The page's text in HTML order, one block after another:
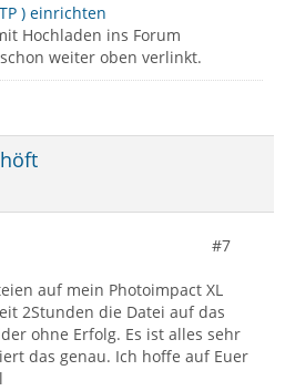
) einrichten
Hochladen ins Forum
weiter oben verlinkt.
#7
auf mein Photoimpact XL
2Stunden die Datei auf das
ohne Erfolg. Es ist alles sehr
das genau. Ich hoffe auf Euer